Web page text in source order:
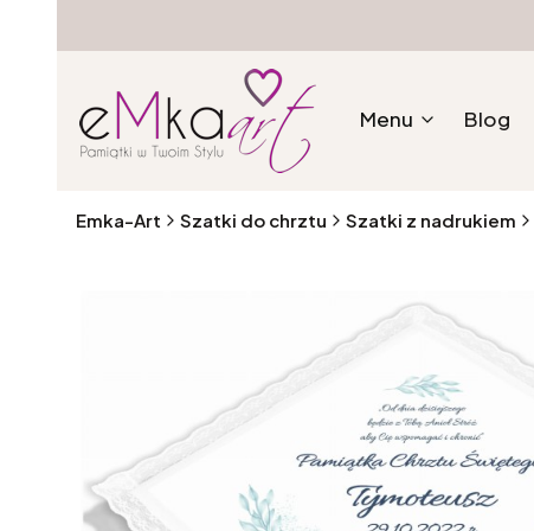
Menu Blog
Emka-Art Szatki do chrztu Szatki z nadrukiem